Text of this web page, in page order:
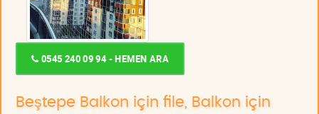
0545 240 09 94 - HEMEN ARA
Beştepe Balkon için file, Balkon için